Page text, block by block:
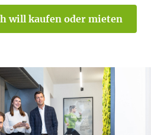
will kaufen oder mieten